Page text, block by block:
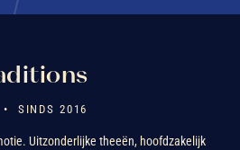
• SINDS 2016
Uitzonderlijke theeën, hoofdzakelijk